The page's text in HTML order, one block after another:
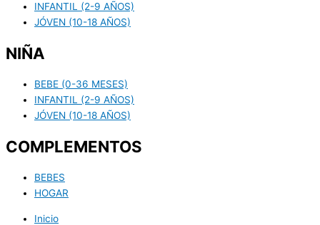
INFANTIL (2-9 AÑOS)
JÓVEN (10-18 AÑOS)
NIÑA
BEBE (0-36 MESES)
INFANTIL (2-9 AÑOS)
JÓVEN (10-18 AÑOS)
COMPLEMENTOS
BEBES
HOGAR
Inicio